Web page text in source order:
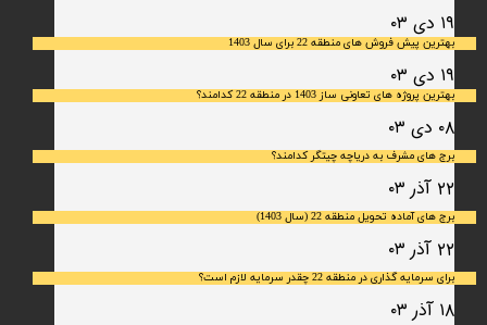
۱۹ دی ۰۳
بهترین پیش فروش های منطقه 22 برای سال 1403
۱۹ دی ۰۳
بهترین پروژه های تعاونی ساز 1403 در منطقه 22 کدامند؟
۰۸ دی ۰۳
برج های مشرف به دریاچه چیتگر کدامند؟
۲۲ آذر ۰۳
برج های آماده تحویل منطقه 22 (سال 1403)
۲۲ آذر ۰۳
برای سرمایه‌ گذاری در منطقه 22 چقدر سرمایه لازم است؟
۱۸ آذر ۰۳